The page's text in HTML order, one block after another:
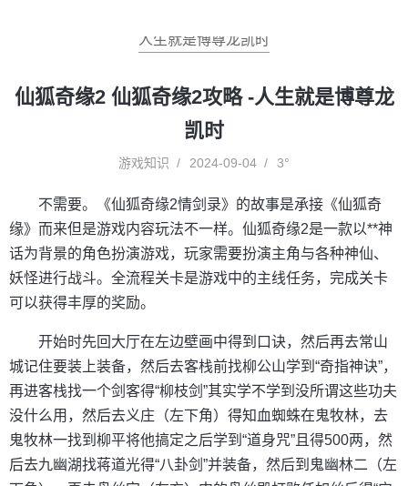
人生就是博尊龙凯时
仙狐奇缘2 仙狐奇缘2攻略 -人生就是博尊龙
凯时
游戏知识 2024-09-04 3°
不需要。《仙狐奇缘2情剑录》的故事是承接《仙狐奇
缘》而来但是游戏内容玩法不一样。仙狐奇缘2是一款以**神
话为背景的角色扮演游戏，玩家需要扮演主角与各种神仙、
妖怪进行战斗。全流程关卡是游戏中的主线任务，完成关卡
可以获得丰厚的奖励。
开始时先回大厅在左边壁画中得到口诀，然后再去常山
城记住要装上装备，然后去客栈前找柳公山学到“奇指神诀”，
再进客栈找一个剑客得“柳枝剑”其实学不学到没所谓这些功夫
没什么用，然后去义庄（左下角）得知血蜘蛛在鬼牧林，去
鬼牧林一找到柳平将他搞定之后学到“道身咒”且得500两，然
后去九幽湖找蒋道光得“八卦剑”并装备，然后到鬼幽林二（左